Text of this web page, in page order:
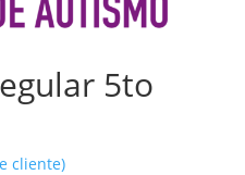
5to
cliente)